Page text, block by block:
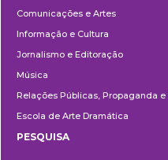
Comunicações e Artes
Informação e Cultura
Jornalismo e Editoração
Música
Relações Públicas, Propaganda e
Escola de Arte Dramática
PESQUISA